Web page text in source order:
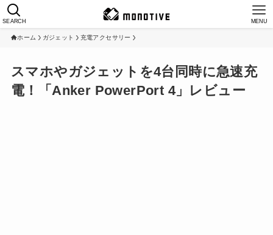
SEARCH MENU
ホーム ガジェット 充電アクセサリー
スマホやガジェットを4台同時に急速充
電！「Anker PowerPort 4」レビュー